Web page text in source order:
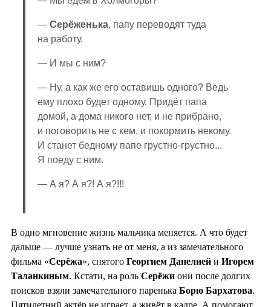
— Серёженька, папу переводят туда
на работу.
— И мы с ним?
— Ну, а как же его оставишь одного? Ведь
ему плохо будет одному. Придёт папа
домой, а дома никого нет, и не прибрано,
и поговорить не с кем, и покормить некому.
И станет бедному папе грустно-грустно...
Я поеду с ним.
— А я? А я?! А я?!!!
В одно мгновение жизнь мальчика меняется. А что будет
дальше — лучше узнать не от меня, а из замечательного
фильма «Серёжа», снятого Георгием Данелией и Игорем
Таланкиным. Кстати, на роль Серёжи они после долгих
поисков взяли замечательного паренька Борю Бархатова.